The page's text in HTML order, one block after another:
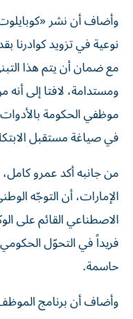
وأضاف أن نشر
نوعية في تزويد كوادرنا
مع ضمان أن يتم هذا
ومستدامة، لافتا إلى
موظفي الحكومة
في صياغة مستقبل
من جانبه أكد عمرو
الإمارات، أن التوجّه
فريداً في التحوّل
حاسمة.
وأضاف أن برنامج الموظف